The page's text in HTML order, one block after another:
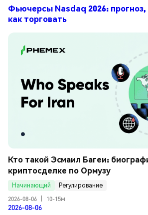
Фьючерсы Nasdaq 2026:
как торговать
Кто такой Эсмаил Багеи:
криптосделке по Ормузу
Начинающий
Регулирование
2026-08-06
10-15м
2026-08-06